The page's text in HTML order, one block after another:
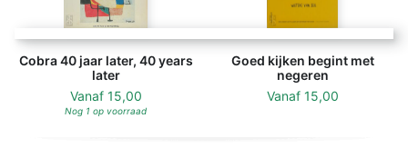
Cobra 40 jaar later, 40 years
later
Vanaf 15,00
Nog 1 op voorraad
Goed kijken begint met
negeren
Vanaf 15,00